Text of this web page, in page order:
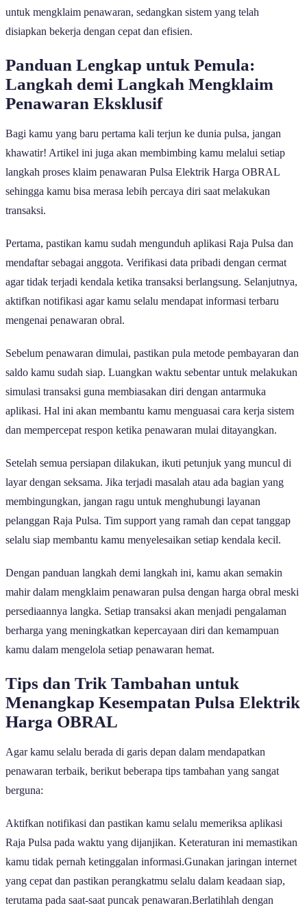
untuk mengklaim penawaran, sedangkan sistem yang telah
disiapkan bekerja dengan cepat dan efisien.
Panduan Lengkap untuk Pemula:
Langkah demi Langkah Mengklaim
Penawaran Eksklusif
Bagi kamu yang baru pertama kali terjun ke dunia pulsa, jangan
khawatir! Artikel ini juga akan membimbing kamu melalui setiap
langkah proses klaim penawaran Pulsa Elektrik Harga OBRAL
sehingga kamu bisa merasa lebih percaya diri saat melakukan
transaksi.
Pertama, pastikan kamu sudah mengunduh aplikasi Raja Pulsa dan
mendaftar sebagai anggota. Verifikasi data pribadi dengan cermat
agar tidak terjadi kendala ketika transaksi berlangsung. Selanjutnya,
aktifkan notifikasi agar kamu selalu mendapat informasi terbaru
mengenai penawaran obral.
Sebelum penawaran dimulai, pastikan pula metode pembayaran dan
saldo kamu sudah siap. Luangkan waktu sebentar untuk melakukan
simulasi transaksi guna membiasakan diri dengan antarmuka
aplikasi. Hal ini akan membantu kamu menguasai cara kerja sistem
dan mempercepat respon ketika penawaran mulai ditayangkan.
Setelah semua persiapan dilakukan, ikuti petunjuk yang muncul di
layar dengan seksama. Jika terjadi masalah atau ada bagian yang
membingungkan, jangan ragu untuk menghubungi layanan
pelanggan Raja Pulsa. Tim support yang ramah dan cepat tanggap
selalu siap membantu kamu menyelesaikan setiap kendala kecil.
Dengan panduan langkah demi langkah ini, kamu akan semakin
mahir dalam mengklaim penawaran pulsa dengan harga obral meski
persediaannya langka. Setiap transaksi akan menjadi pengalaman
berharga yang meningkatkan kepercayaan diri dan kemampuan
kamu dalam mengelola setiap penawaran hemat.
Tips dan Trik Tambahan untuk
Menangkap Kesempatan Pulsa Elektrik
Harga OBRAL
Agar kamu selalu berada di garis depan dalam mendapatkan
penawaran terbaik, berikut beberapa tips tambahan yang sangat
berguna:
Aktifkan notifikasi dan pastikan kamu selalu memeriksa aplikasi
Raja Pulsa pada waktu yang dijanjikan. Keteraturan ini memastikan
kamu tidak pernah ketinggalan informasi.Gunakan jaringan internet
yang cepat dan pastikan perangkatmu selalu dalam keadaan siap,
terutama pada saat-saat puncak penawaran.Berlatihlah dengan